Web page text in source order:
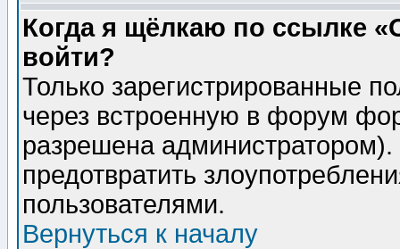
Когда я щёлкаю по ссылке
войти?
Только зарегистрированные
через встроенную в форум
разрешена
предотвратить
пользователями.
Вернуться к началу